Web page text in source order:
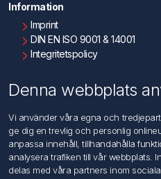
Information
Imprint
DIN EN ISO 9001 & 14001
Integritetspolicy
Kontakta oss
Kundtjänst
Sök
Denna webbplats
Vi använder våra egna och
ge dig en trevlig och personlig
anpassa innehåll, tillhandahålla
analysera trafiken till vår webbplats.
delas med våra partners inom